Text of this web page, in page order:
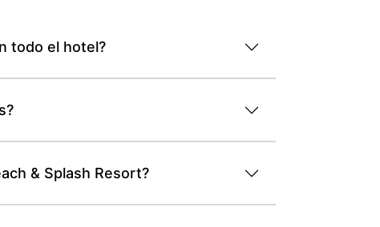
todo el hotel?
& Splash Resort?